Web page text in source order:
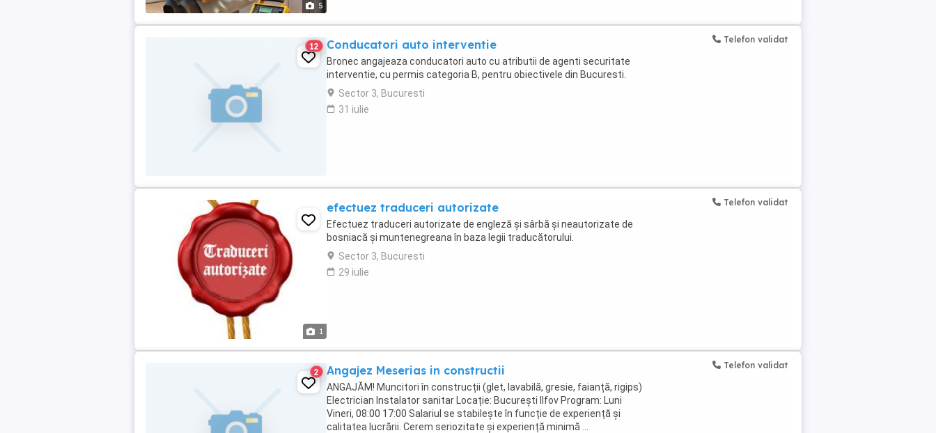
5
12 Conducatori auto interventie
Bronec angajeaza conducatori auto cu atributii de agenti securitate
interventie, cu permis categoria B, pentru obiectivele din Bucuresti.
Sector 3, Bucuresti
31 iulie
Telefon validat
1
efectuez traduceri autorizate
Efectuez traduceri autorizate de engleză și sârbă și neautorizate de
bosniacă și muntenegreana în baza legii traducătorului.
Sector 3, Bucuresti
29 iulie
Telefon validat
2 Angajez Meserias in constructii
ANGAJĂM! Muncitori în construcții (glet, lavabilă, gresie, faianță, rigips)
Electrician Instalator sanitar Locație: București Ilfov Program: Luni
Vineri, 08:00 17:00 Salariul se stabilește în funcție de experiență și
calitatea lucrării. Cerem seriozitate și experiență minimă ...
Telefon validat